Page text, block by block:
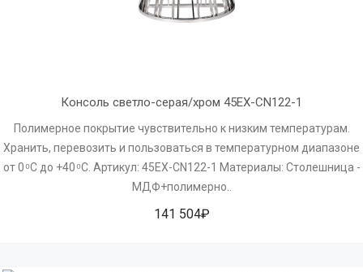
Консоль светло-серая/хром 45EX-CN122-1
Полимерное покрытие чувствительно к низким температурам.
Хранить, перевозить и пользоваться в температурном диапазоне
от 0 ͦ С до +40 ͦ С. Артикул: 45EX-CN122-1 Материалы: Столешница -
МДФ+полимерно..
141 504₽